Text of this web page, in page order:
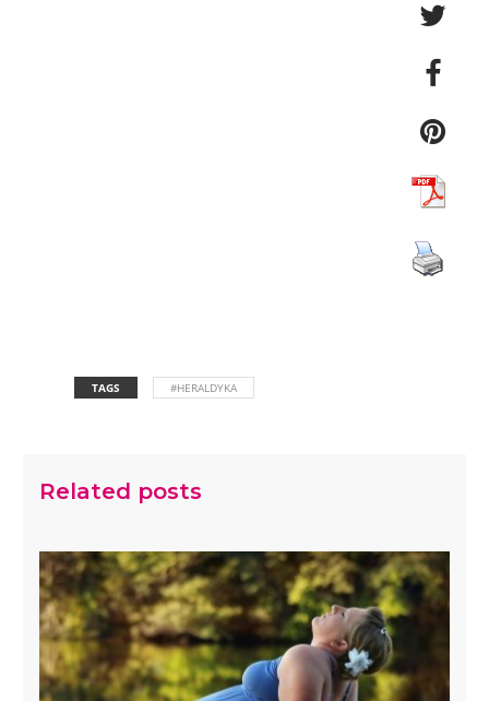
TAGS #HERALDYKA
Related posts